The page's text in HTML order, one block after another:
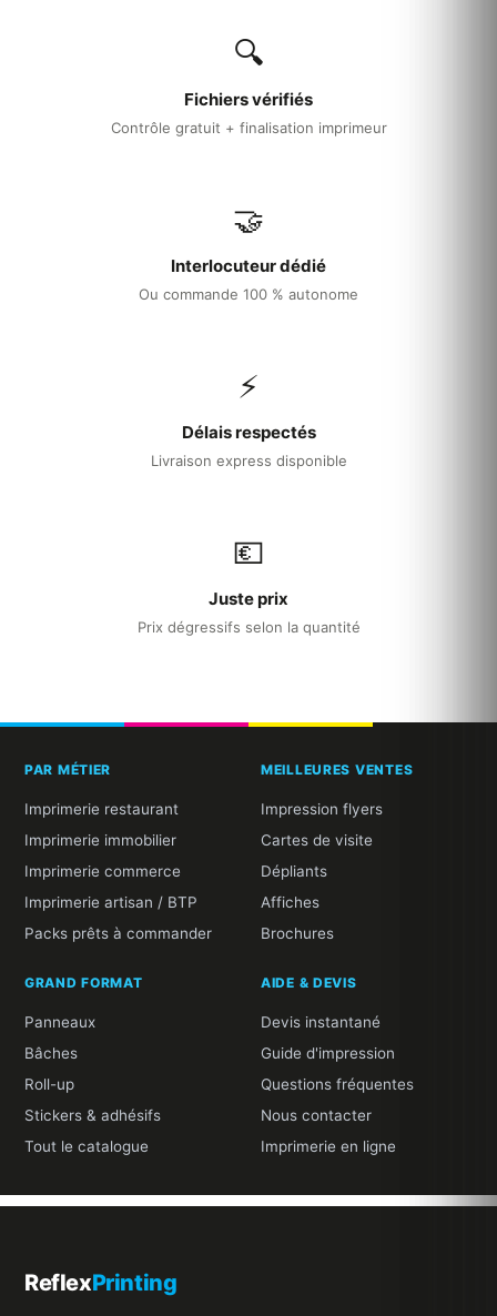
🔍
Fichiers vérifiés
Contrôle gratuit + finalisation imprimeur
🤝
Interlocuteur dédié
Ou commande 100 % autonome
⚡
Délais respectés
Livraison express disponible
💶
Juste prix
Prix dégressifs selon la quantité
PAR MÉTIER
Imprimerie restaurant
Imprimerie immobilier
Imprimerie commerce
Imprimerie artisan / BTP
Packs prêts à commander
MEILLEURES VENTES
Impression flyers
Cartes de visite
Dépliants
Affiches
Brochures
GRAND FORMAT
Panneaux
Bâches
Roll-up
Stickers & adhésifs
Tout le catalogue
AIDE & DEVIS
Devis instantané
Guide d'impression
Questions fréquentes
Nous contacter
Imprimerie en ligne
ReflexPrinting